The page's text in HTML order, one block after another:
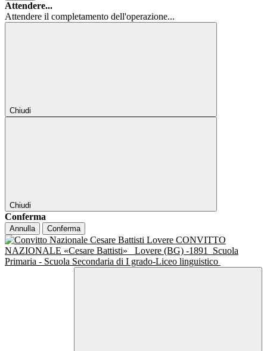
Attendere...
Attendere il completamento dell'operazione...
Chiudi
Chiudi
Conferma
Annulla Conferma
CONVITTO
NAZIONALE «Cesare Battisti»
Lovere (BG) -1891
Scuola
Primaria - Scuola Secondaria di I grado-Liceo linguistico